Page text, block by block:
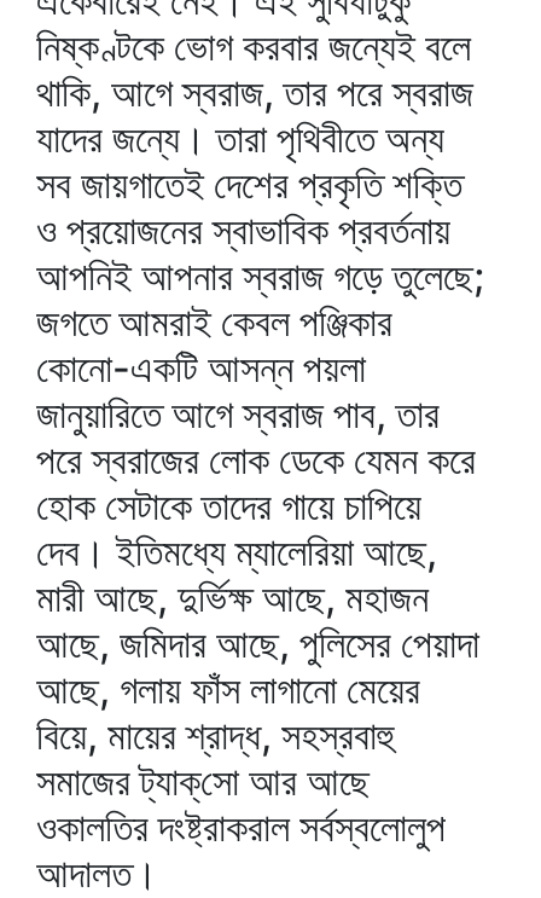
নিষ্কণ্টকে ভোগ করবার জন্যেই বলে
থাকি, আগে স্বরাজ, তার পরে স্বরাজ
যাদের জন্যে। তারা পৃথিবীতে অন্য
সব জায়গাতেই দেশের প্রকৃতি শক্তি
ও প্রয়োজনের স্বাভাবিক প্রবর্তনায়
আপনিই আপনার স্বরাজ গড়ে তুলেছে;
জগতে আমরাই কেবল পঞ্জিকার
কোনো-একটি আসন্ন পয়লা
জানুয়ারিতে আগে স্বরাজ পাব, তার
পরে স্বরাজের লোক ডেকে যেমন করে
হোক সেটাকে তাদের গায়ে চাপিয়ে
দেব। ইতিমধ্যে ম্যালেরিয়া আছে,
মারী আছে, দুর্ভিক্ষ আছে, মহাজন
আছে, জমিদার আছে, পুলিসের পেয়াদা
আছে, গলায় ফাঁস লাগানো মেয়ের
বিয়ে, মায়ের শ্রাদ্ধ, সহস্রবাহু
সমাজের ট্যাক্‌সো আর আছে
ওকালতির দংষ্ট্রাকরাল সর্বস্বলোলুপ
আদালত।